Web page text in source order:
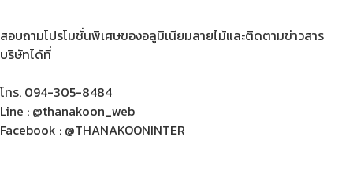
สอบถามโปรโมชั่นพิเศษของอลูมิเนียมลายไม้และติดตามข่าวสาร
บริษัทได้ที่
โทร. 094-305-8484
Line : @thanakoon_web
Facebook : @THANAKOONINTER